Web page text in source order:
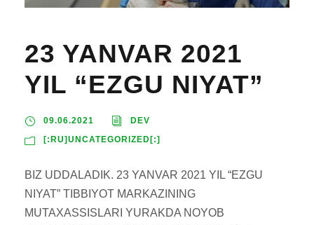
23 YANVAR 2021
YIL “EZGU NIYAT”
09.06.2021 DEV
[:RU]UNCATEGORIZED[:]
BIZ UDDALADIK. 23 YANVAR 2021 YIL “EZGU
NIYAT” TIBBIYOT MARKAZINING
MUTAXASSISLARI YURAKDA NOYOB